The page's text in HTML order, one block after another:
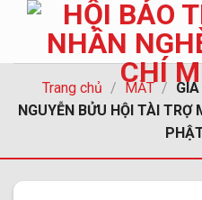
Chuyển
Trang chủ / MẮT /
NGUYỄN BỬU HỘI TÀI